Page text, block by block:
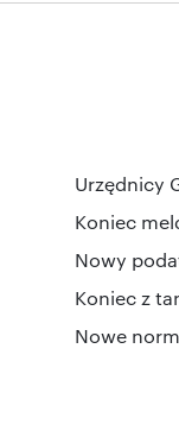
Urzędnicy
Koniec
Nowy
Koniec z
Nowe